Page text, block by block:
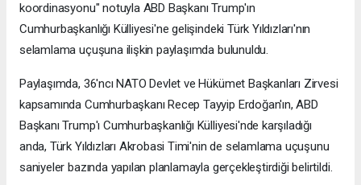
koordinasyonu" notuyla ABD Başkanı Trump'ın
Cumhurbaşkanlığı Külliyesi'ne gelişindeki Türk Yıldızları'nın
selamlama uçuşuna ilişkin paylaşımda bulunuldu.
Paylaşımda, 36'ncı NATO Devlet ve Hükümet Başkanları Zirvesi
kapsamında Cumhurbaşkanı Recep Tayyip Erdoğan'ın, ABD
Başkanı Trump'ı Cumhurbaşkanlığı Külliyesi'nde karşıladığı
anda, Türk Yıldızları Akrobasi Timi'nin de selamlama uçuşunu
saniyeler bazında yapılan planlamayla gerçekleştirdiği belirtildi.